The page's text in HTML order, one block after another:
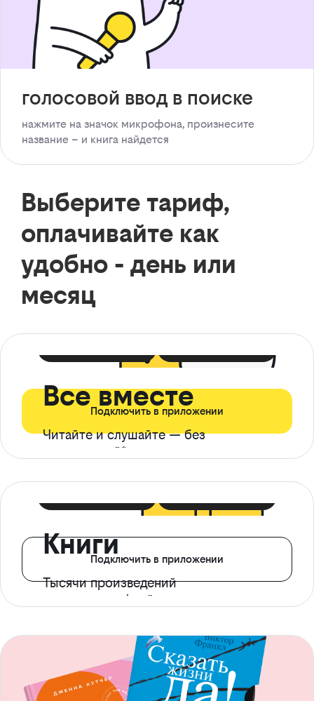
голосовой ввод в поиске
нажмите на значок микрофона, произнесите
название – и книга найдется
Выберите тариф,
оплачивайте как
удобно - день или
месяц
Все вместе
Читайте и слушайте — без
ограничений*
Подключить в приложении
Книги
Тысячи произведений
с доступом офлайн
Подключить в приложении